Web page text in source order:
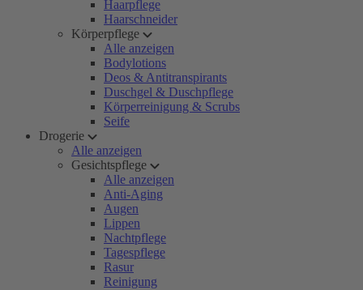
Haarpflege
Haarschneider
Körperpflege
Alle anzeigen
Bodylotions
Deos & Antitranspirants
Duschgel & Duschpflege
Körperreinigung & Scrubs
Seife
Drogerie
Alle anzeigen
Gesichtspflege
Alle anzeigen
Anti-Aging
Augen
Lippen
Nachtpflege
Tagespflege
Rasur
Reinigung